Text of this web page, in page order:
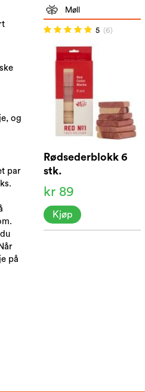
og
par
på
Møll
5 (6)
Rødsederblokk 6
stk.
kr 89
Kjøp